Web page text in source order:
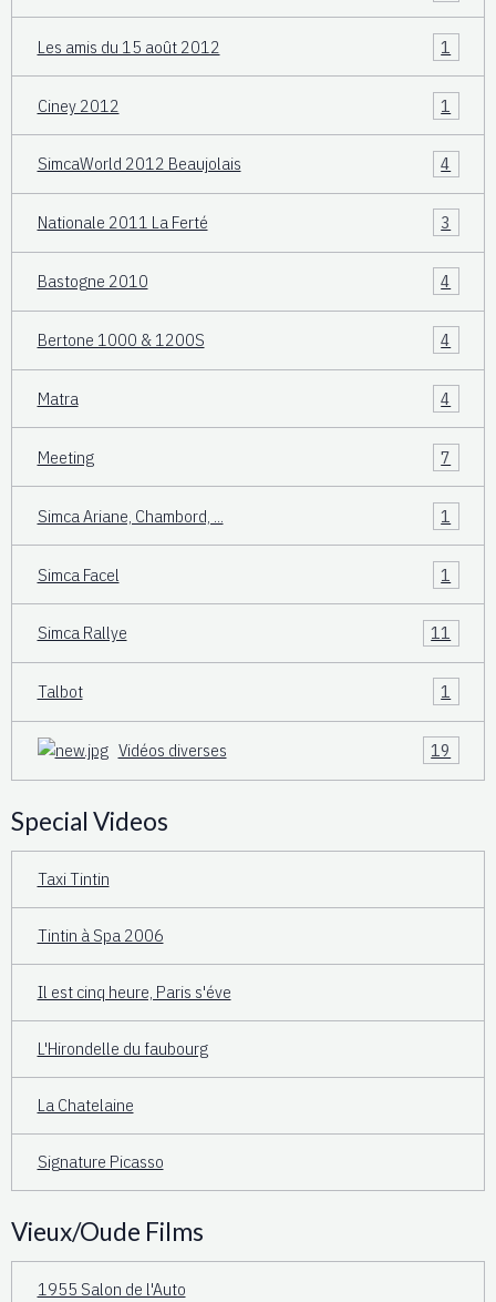
Les amis du 15 août 2012 1
Ciney 2012 1
SimcaWorld 2012 Beaujolais 4
Nationale 2011 La Ferté 3
Bastogne 2010 4
Bertone 1000 & 1200S 4
Matra 4
Meeting 7
Simca Ariane, Chambord, ... 1
Simca Facel 1
Simca Rallye 11
Talbot 1
Vidéos diverses 19
Special Videos
Taxi Tintin
Tintin à Spa 2006
Il est cinq heure, Paris s'éve
L'Hirondelle du faubourg
La Chatelaine
Signature Picasso
Vieux/Oude Films
1955 Salon de l'Auto